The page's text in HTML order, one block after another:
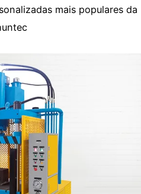
mais populares da